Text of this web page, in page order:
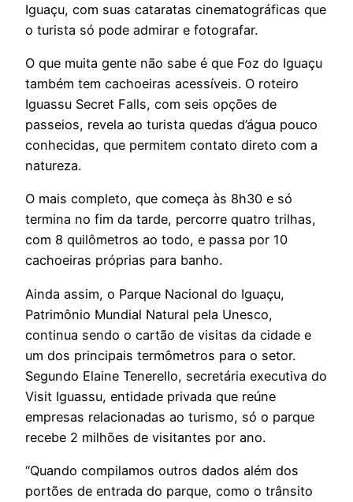
Iguaçu, com suas cataratas cinematográficas que
o turista só pode admirar e fotografar.
O que muita gente não sabe é que Foz do Iguaçu
também tem cachoeiras acessíveis. O roteiro
Iguassu Secret Falls, com seis opções de
passeios, revela ao turista quedas d’água pouco
conhecidas, que permitem contato direto com a
natureza.
O mais completo, que começa às 8h30 e só
termina no fim da tarde, percorre quatro trilhas,
com 8 quilômetros ao todo, e passa por 10
cachoeiras próprias para banho.
Ainda assim, o Parque Nacional do Iguaçu,
Patrimônio Mundial Natural pela Unesco,
continua sendo o cartão de visitas da cidade e
um dos principais termômetros para o setor.
Segundo Elaine Tenerello, secretária executiva do
Visit Iguassu, entidade privada que reúne
empresas relacionadas ao turismo, só o parque
recebe 2 milhões de visitantes por ano.
“Quando compilamos outros dados além dos
portões de entrada do parque, como o trânsito